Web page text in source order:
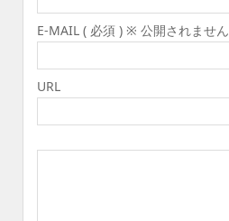
E-MAIL ( 必須 ) ※ 公開されません
URL